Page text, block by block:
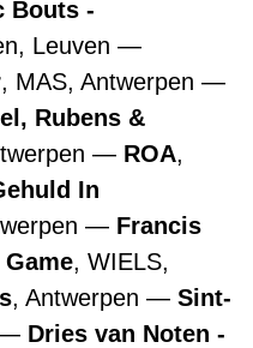
Bouts -
Leuven
, MAS, Antwerpen
Rubens &
ROA,
In
Francis
, WIELS,
, Antwerpen
Sint-
Dries van Noten -